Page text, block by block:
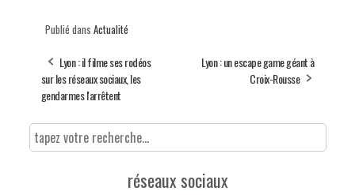
Publié dans Actualité
Lyon : il filme ses rodéos
sur les réseaux sociaux, les
gendarmes l'arrêtent
Lyon : un escape game géant à
Croix-Rousse
réseaux sociaux